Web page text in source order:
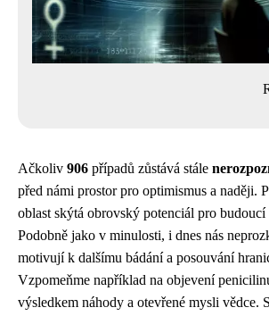
Ačkoliv 906 případů zůstává stále
před námi prostor pro optimismus a naději.
oblast skýtá obrovský potenciál pro
Podobně jako v minulosti, i dnes nás
motivují k dalšímu bádání a posouvání
Vzpomeňme například na objevení
výsledkem náhody a otevřené mysli vědce.